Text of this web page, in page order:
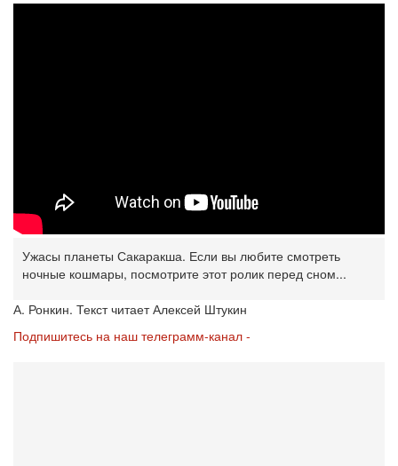
Ужасы планеты Сакаракша. Если вы любите смотреть
ночные кошмары, посмотрите этот ролик перед сном...
А. Ронкин. Текст читает Алексей Штукин
Подпишитесь на наш телеграмм-канал -